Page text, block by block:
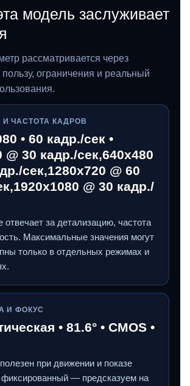
модель заслуживает
рассматривается через
пользу, ограничения и реальный
И ЧАСТОТА КАДРОВ
• 60 кадр./сек •
@ 30 кадр./сек,640x480
сек,1280x720 @ 60
@ 30 кадр./
отвечает за детализацию, частота
Максимальные значения могут
только в отдельных режимах и
И ФОКУС
• 81.6° • CMOS •
при движении и показе
фиксированный — предсказуем на